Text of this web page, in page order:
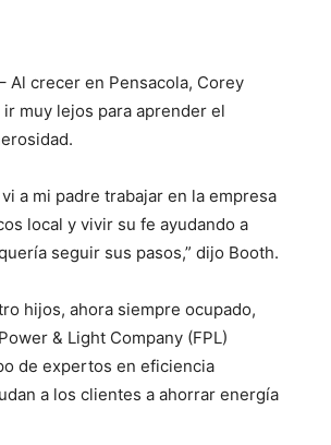
Al crecer en Pensacola, Corey
muy lejos para aprender el
a mi padre trabajar en la empresa
local y vivir su fe ayudando a
seguir sus pasos,” dijo Booth.
hijos, ahora siempre ocupado,
& Light Company (FPL)
de expertos en eficiencia
a los clientes a ahorrar energía